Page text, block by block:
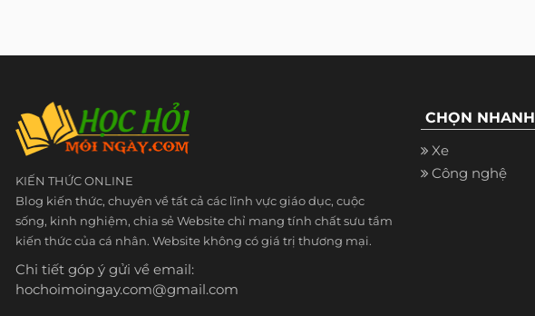
KIẾN THỨC ONLINE
Blog kiến thức, chuyên về tất cả các lĩnh vực giáo dục, cuộc
sống, kinh nghiệm, chia sẻ Website chỉ mang tính chất sưu tầm
kiến thức của cá nhân. Website không có giá trị thương mại.
Chi tiết góp ý gửi về email:
hochoimoingay.com@gmail.com
CHỌN NHANH
Xe
Công nghệ